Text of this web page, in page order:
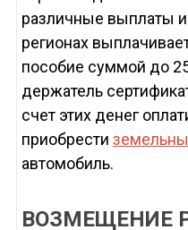
различные выплаты и
регионах
пособие суммой до
держатель
счет этих денег
приобрести
автомобиль.
ВОЗМЕЩЕНИЕ